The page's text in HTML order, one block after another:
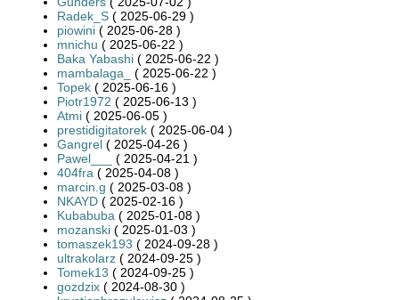
Radek_S ( 2025-06-29 )
piowini ( 2025-06-28 )
mnichu ( 2025-06-22 )
Baka Yabashi ( 2025-06-22 )
mambalaga_
( 2025-06-22 )
Topek ( 2025-06-16 )
Piotr1972 ( 2025-06-13 )
Atmi ( 2025-06-05 )
prestidigitatorek ( 2025-06-04 )
Gangrel ( 2025-04-26 )
Pawel___
( 2025-04-21 )
404fra ( 2025-04-08 )
marcin.g ( 2025-03-08 )
NKAYD ( 2025-02-16 )
Kubabuba ( 2025-01-08 )
mozanski ( 2025-01-03 )
tomaszek193 ( 2024-09-28 )
ultrakolarz ( 2024-09-25 )
Tomek13 ( 2024-09-25 )
gozdzix ( 2024-08-30 )